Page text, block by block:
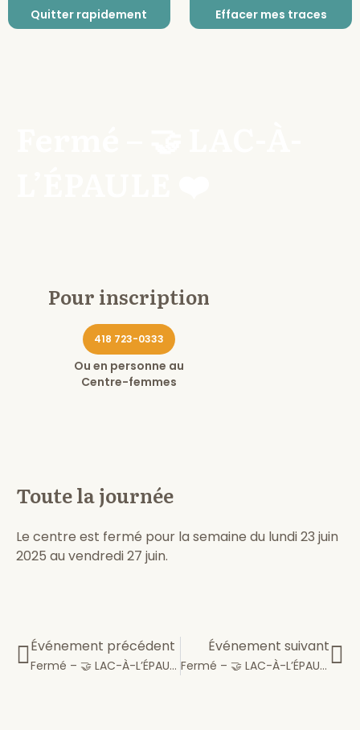
Quitter rapidement Effacer mes traces
Pour inscription
418 723-0333
Ou en personne au
Centre-femmes
Toute la journée
Le centre est fermé pour la semaine du lundi 23 juin
2025 au vendredi 27 juin.
Événement précédent
Fermé – 🤝 LAC-À-L’ÉPAULE ❤️
Événement suivant
Fermé – 🤝 LAC-À-L’ÉPAULE ❤️